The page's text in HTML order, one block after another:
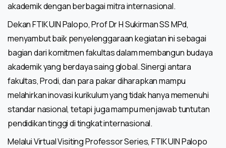
akademik dengan berbagai mitra internasional.
Dekan FTIK UIN Palopo, Prof Dr H Sukirman SS MPd,
menyambut baik penyelenggaraan kegiatan ini sebagai
bagian dari komitmen fakultas dalam membangun budaya
akademik yang berdaya saing global. Sinergi antara
fakultas, Prodi, dan para pakar diharapkan mampu
melahirkan inovasi kurikulum yang tidak hanya memenuhi
standar nasional, tetapi juga mampu menjawab tuntutan
pendidikan tinggi di tingkat internasional.
Melalui Virtual Visiting Professor Series, FTIK UIN Palopo